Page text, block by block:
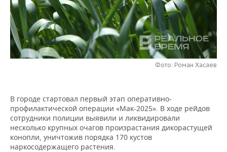
НЕФТЕХИМИЯ
НЕФТЬ
ОПК
РОЗНИЧНАЯ ТОРГОВЛЯ
ТРАНСПОРТ
НОВОСТИ ТЕХНОЛОГИЙ
IT
МЕРОПРИЯТИЯ
НОВОСТИ МЕРОПРИЯТИЙ
ONLINE-КОНФЕРЕНЦИИ
ОТКРЫТАЯ ЛЕКЦИЯ
СПОРТ
ХОККЕЙ
БАСКЕТБОЛ
ВЛАСТЬ
ИНФРАСТРУКТУРА
СЮЖЕТЫ
СПРАВОЧНИК
Фото: Роман Хасаев
В городе стартовал первый этап оперативно-
профилактической операции «Мак-2025». В ходе рейдов
сотрудники полиции выявили и ликвидировали
несколько крупных очагов произрастания дикорастущей
конопли, уничтожив порядка 170 кустов
наркосодержащего растения.